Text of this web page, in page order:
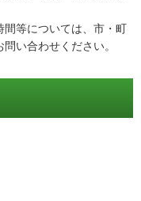
等については、市・町
い合わせください。